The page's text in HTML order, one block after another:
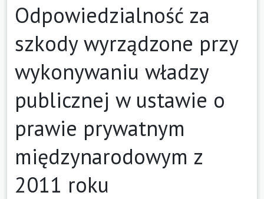
Odpowiedzialność za
szkody wyrządzone przy
wykonywaniu władzy
publicznej w ustawie o
prawie prywatnym
międzynarodowym z
2011 roku